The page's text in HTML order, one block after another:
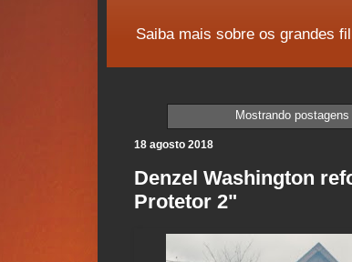
Saiba mais sobre os grandes
Mostrando
18 agosto 2018
Denzel Washington
Protetor 2"